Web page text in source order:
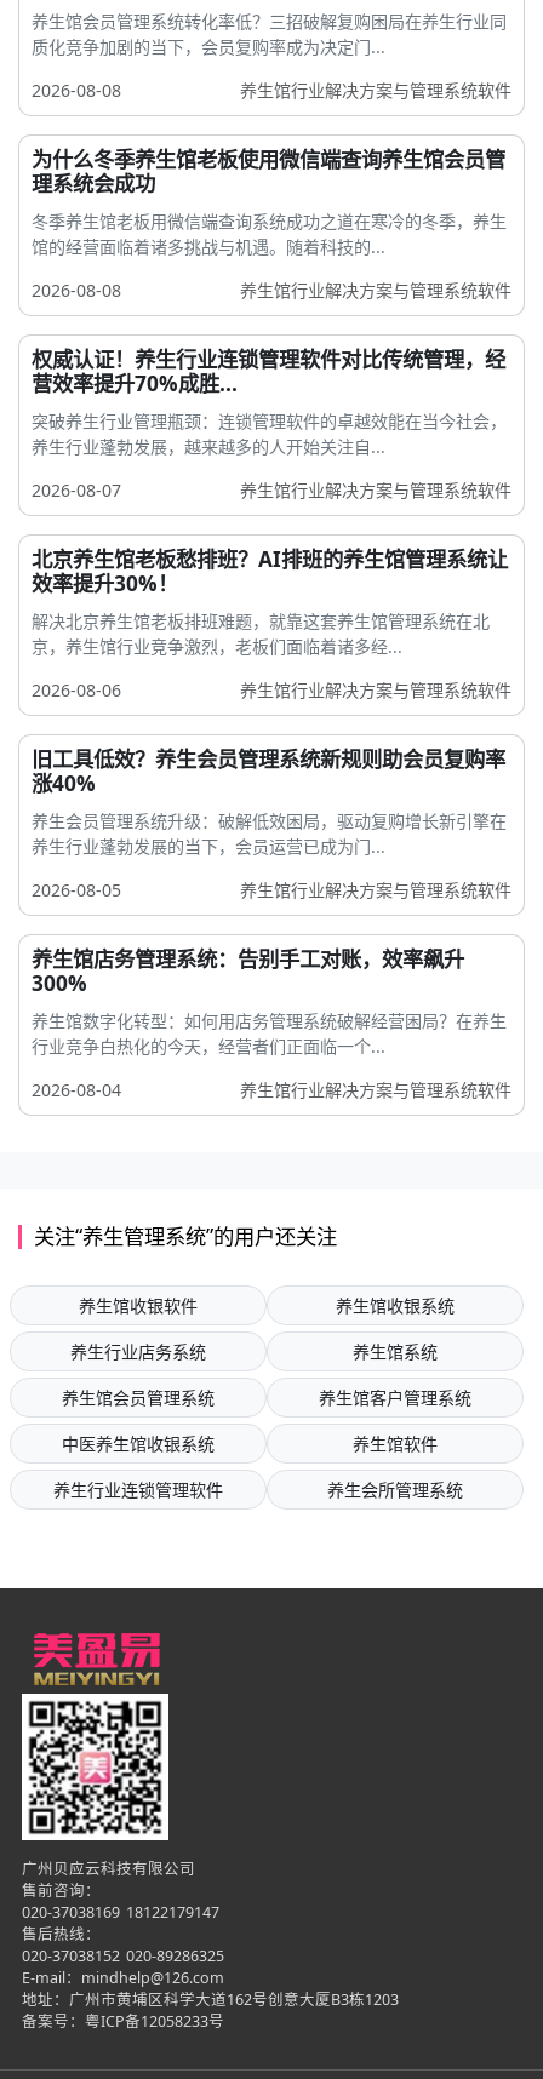
养生馆会员管理系统转化率低？三招破解复购困局在养生行业同
质化竞争加剧的当下，会员复购率成为决定门...
2026-08-08
养生馆行业解决方案与管理系统软件
为什么冬季养生馆老板使用微信端查询养生馆会员管
理系统会成功
冬季养生馆老板用微信端查询系统成功之道在寒冷的冬季，养生
馆的经营面临着诸多挑战与机遇。随着科技的...
2026-08-08
养生馆行业解决方案与管理系统软件
权威认证！养生行业连锁管理软件对比传统管理，经
营效率提升70%成胜...
突破养生行业管理瓶颈：连锁管理软件的卓越效能在当今社会，
养生行业蓬勃发展，越来越多的人开始关注自...
2026-08-07
养生馆行业解决方案与管理系统软件
北京养生馆老板愁排班？AI排班的养生馆管理系统让
效率提升30%！
解决北京养生馆老板排班难题，就靠这套养生馆管理系统在北
京，养生馆行业竞争激烈，老板们面临着诸多经...
2026-08-06
养生馆行业解决方案与管理系统软件
旧工具低效？养生会员管理系统新规则助会员复购率
涨40%
养生会员管理系统升级：破解低效困局，驱动复购增长新引擎在
养生行业蓬勃发展的当下，会员运营已成为门...
2026-08-05
养生馆行业解决方案与管理系统软件
养生馆店务管理系统：告别手工对账，效率飙升
300%
养生馆数字化转型：如何用店务管理系统破解经营困局？在养生
行业竞争白热化的今天，经营者们正面临一个...
2026-08-04
养生馆行业解决方案与管理系统软件
关注“养生管理系统”的用户还关注
养生馆收银软件
养生馆收银系统
养生行业店务系统
养生馆系统
养生馆会员管理系统
养生馆客户管理系统
中医养生馆收银系统
养生馆软件
养生行业连锁管理软件
养生会所管理系统
广州贝应云科技有限公司
售前咨询：
020-37038169 18122179147
售后热线：
020-37038152 020-89286325
E-mail：mindhelp@126.com
地址：广州市黄埔区科学大道162号创意大厦B3栋1203
备案号： 粤ICP备12058233号